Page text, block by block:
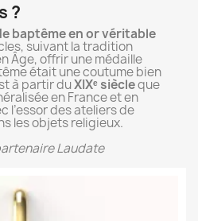
?
baptême en or véritable
suivant la tradition
Âge, offrir une médaille
était une coutume bien
à partir duXIXᵉ siècleque
en France et en
l’essor des ateliers de
les objets religieux.
Laudate